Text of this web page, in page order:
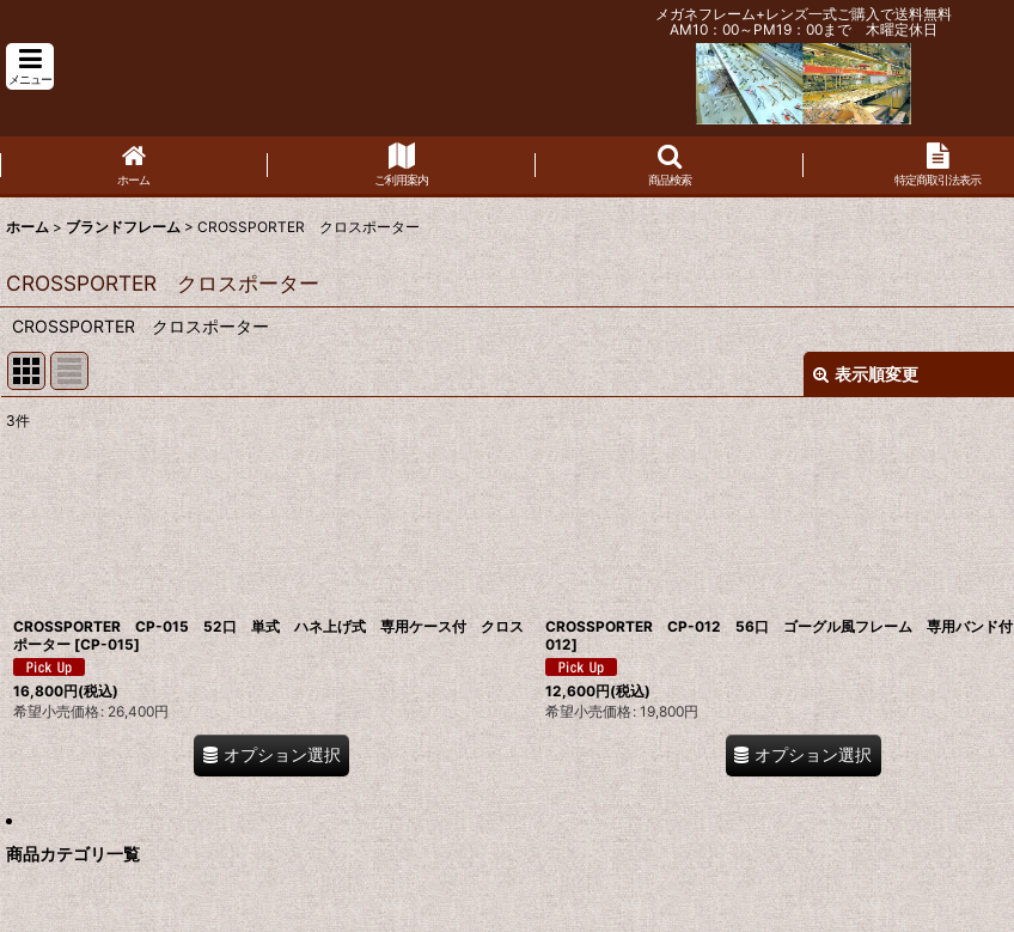
メガネフレーム+レンズ一式ご購入で送料無料
AM10：00～PM19：00まで 木曜定休日
メニュー
ホーム ご利用案内 商品検索 特定商取引法表示
ホーム > ブランドフレーム > CROSSPORTER クロスポーター
CROSSPORTER クロスポーター
CROSSPORTER クロスポーター
表示順変更
表示数
並び順:
絞り込む
3件
CROSSPORTER CP-015 52口 単式 ハネ上げ式 専用ケース付 クロス
ポーター [CP-015]
16,800円(税込)
希望小売価格: 26,400円
オプション選択
CROSSPORTER CP-012 56口 ゴーグル風フレーム 専用バンド付
012]
12,600円(税込)
希望小売価格: 19,800円
オプション選択
商品カテゴリ一覧